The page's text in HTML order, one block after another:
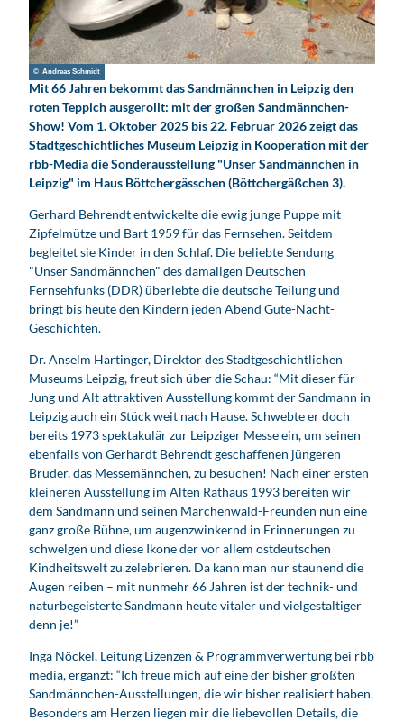
© Andreas Schmidt
Mit 66 Jahren bekommt das Sandmännchen in Leipzig den
roten Teppich ausgerollt: mit der großen Sandmännchen-
Show! Vom 1. Oktober 2025 bis 22. Februar 2026 zeigt das
Stadtgeschichtliches Museum Leipzig in Kooperation mit der
rbb-Media die Sonderausstellung "Unser Sandmännchen in
Leipzig" im Haus Böttchergässchen (Böttchergäßchen 3).
Gerhard Behrendt entwickelte die ewig junge Puppe mit
Zipfelmütze und Bart 1959 für das Fernsehen. Seitdem
begleitet sie Kinder in den Schlaf. Die beliebte Sendung
"Unser Sandmännchen" des damaligen Deutschen
Fernsehfunks (DDR) überlebte die deutsche Teilung und
bringt bis heute den Kindern jeden Abend Gute-Nacht-
Geschichten.
Dr. Anselm Hartinger, Direktor des Stadtgeschichtlichen
Museums Leipzig, freut sich über die Schau: “Mit dieser für
Jung und Alt attraktiven Ausstellung kommt der Sandmann in
Leipzig auch ein Stück weit nach Hause. Schwebte er doch
bereits 1973 spektakulär zur Leipziger Messe ein, um seinen
ebenfalls von Gerhardt Behrendt geschaffenen jüngeren
Bruder, das Messemännchen, zu besuchen! Nach einer ersten
kleineren Ausstellung im Alten Rathaus 1993 bereiten wir
dem Sandmann und seinen Märchenwald-Freunden nun eine
ganz große Bühne, um augenzwinkernd in Erinnerungen zu
schwelgen und diese Ikone der vor allem ostdeutschen
Kindheitswelt zu zelebrieren. Da kann man nur staunend die
Augen reiben – mit nunmehr 66 Jahren ist der technik- und
naturbegeisterte Sandmann heute vitaler und vielgestaltiger
denn je!”
Inga Nöckel, Leitung Lizenzen & Programmverwertung bei rbb
media, ergänzt: “Ich freue mich auf eine der bisher größten
Sandmännchen-Ausstellungen, die wir bisher realisiert haben.
Besonders am Herzen liegen mir die liebevollen Details, die